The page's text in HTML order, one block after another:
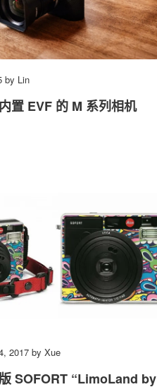
by Lin
置 EVF 的 M 系列相机
2017 by Xue
SOFORT “LimoLand by